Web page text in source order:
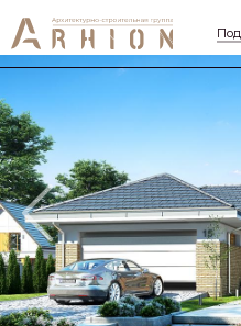
Previous